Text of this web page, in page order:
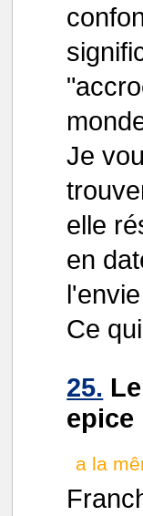
Je
elle
en
Ce
25.
epice
a la